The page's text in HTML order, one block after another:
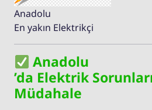
Anadolu
En yakın Elektrikçi
Anadolu
’da Elektrik
Müdahale